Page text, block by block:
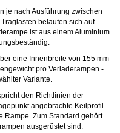
je nach Ausführung zwischen
belaufen sich auf
ist aus einem Aluminium
eine Innenbreite von 155 mm
pro Verladerampen -
Variante.
den Richtlinien der
angebrachte Keilprofil
Rampe. Zum Standard gehört
ausgerüstet sind.